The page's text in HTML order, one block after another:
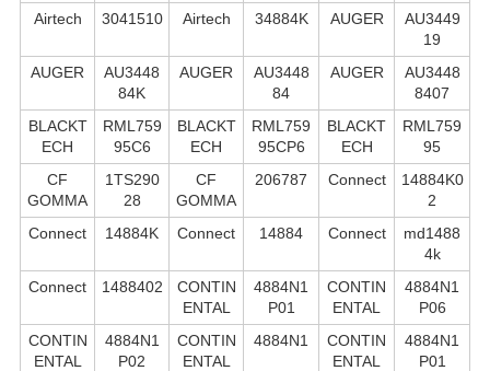
Airtech 3041510 Airtech 34884K AUGER
AU3449
19
AUGER
AU3448
84K
AUGER
AU3448
84
AUGER
AU3448
8407
BLACKT
ECH
RML759
95C6
BLACKT
ECH
RML759
95CP6
BLACKT
ECH
RML759
95
CF
GOMMA
1TS290
28
CF
GOMMA
206787 Connect
14884K0
2
Connect
14884K Connect 14884 Connect
md1488
4k
Connect
1488402
CONTIN
ENTAL
4884N1
P01
CONTIN
ENTAL
4884N1
P06
CONTIN
ENTAL
4884N1
P02
CONTIN
ENTAL
4884N1
CONTIN
ENTAL
4884N1
P01